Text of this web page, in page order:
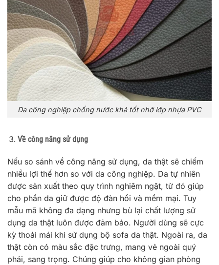
Da công nghiệp chống nước khá tốt nhờ lớp nhựa PVC
Về công năng sử dụng
Nếu so sánh về công năng sử dụng, da thật sẽ chiếm
nhiều lợi thế hơn so với da công nghiệp. Da tự nhiên
được sản xuất theo quy trình nghiêm ngặt, từ đó giúp
cho phần da giữ được độ đàn hồi và mềm mại. Tuy
mẫu mã không đa dạng nhưng bù lại chất lượng sử
dụng da thật luôn được đảm bảo. Người dùng sẽ cực
kỳ thoải mái khi sử dụng bộ sofa da thật. Ngoài ra, da
thật còn có màu sắc đặc trưng, mang vẻ ngoài quý
phái, sang trọng. Chúng giúp cho không gian phòng